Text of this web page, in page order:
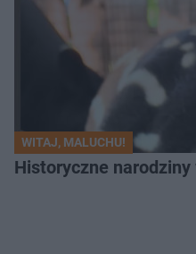
WITAJ, MALUCHU!
Historyczne